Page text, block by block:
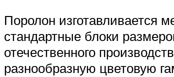
Поролон изготавливается
стандартные блоки
отечественного
разнообразную цветовую